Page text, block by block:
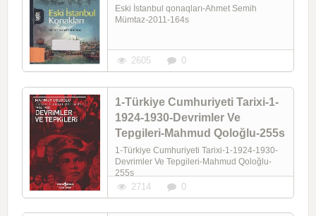
Eski İstanbul qonaqları-Ahmet Semih
Mümtaz-2011-164s
2605 0
1-Türkiye Cumhuriyeti Tarixi-1-
1924-1930-Devrimler Ve
Tepgileri-Mahmud Qoloğlu-255s
1-Türkiye Cumhuriyeti Tarixi-1-1924-1930-
Devrimler Ve Tepgileri-Mahmud Qoloğlu-
255s
2714 0